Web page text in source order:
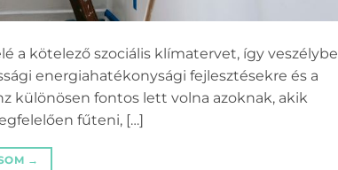
a kötelező szociális klímatervet, így veszélybe
energiahatékonysági fejlesztésekre és a
különösen fontos lett volna azoknak, akik
fűteni, […]
→